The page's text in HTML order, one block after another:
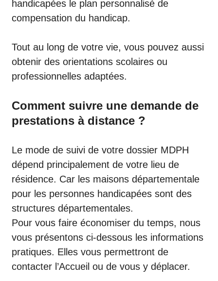
handicapées le plan personnalisé de
compensation du handicap.
Tout au long de votre vie, vous pouvez aussi
obtenir des orientations scolaires ou
professionnelles adaptées.
Comment suivre une demande de
prestations à distance ?
Le mode de suivi de votre dossier MDPH
dépend principalement de votre lieu de
résidence. Car les maisons départementale
pour les personnes handicapées sont des
structures départementales.
Pour vous faire économiser du temps, nous
vous présentons ci-dessous les informations
pratiques. Elles vous permettront de
contacter l’Accueil ou de vous y déplacer.